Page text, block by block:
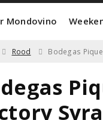
Mondovino
Rood Bodegas